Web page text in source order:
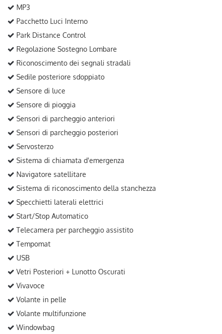
MP3
Pacchetto Luci Interno
Park Distance Control
Regolazione Sostegno Lombare
Riconoscimento dei segnali stradali
Sedile posteriore sdoppiato
Sensore di luce
Sensore di pioggia
Sensori di parcheggio anteriori
Sensori di parcheggio posteriori
Servosterzo
Sistema di chiamata d'emergenza
Navigatore satellitare
Sistema di riconoscimento della stanchezza
Specchietti laterali elettrici
Start/Stop Automatico
Telecamera per parcheggio assistito
Tempomat
USB
Vetri Posteriori + Lunotto Oscurati
Vivavoce
Volante in pelle
Volante multifunzione
Windowbag